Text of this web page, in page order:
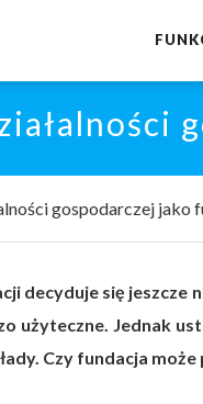
gospodarczej jako
decyduje się
użyteczne. Jednak
Czy fundacja